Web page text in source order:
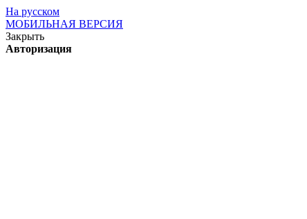
На русском
МОБИЛЬНАЯ ВЕРСИЯ
Закрыть
Авторизация